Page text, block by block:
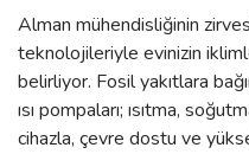
Alman mühendisliğinin
teknolojileriyle evinizin
belirliyor. Fosil yakıtlara
ısı pompaları; ısıtma,
cihazla, çevre dostu ve